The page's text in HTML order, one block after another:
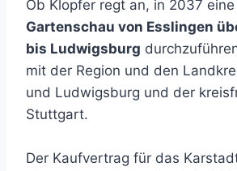
Ob Klopfer regt an, in 2037 eine
Gartenschau von Esslingen
bis Ludwigsburg
mit der Region und den
und Ludwigsburg und der
Stuttgart.
Der Kaufvertrag für das